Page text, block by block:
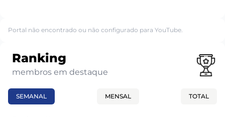
Portal não encontrado ou não configurado para YouTube.
Ranking
membros em destaque
SEMANAL MENSAL TOTAL